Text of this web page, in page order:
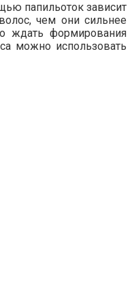
папильоток зависит
чем они сильнее
ждать формирования
можно использовать